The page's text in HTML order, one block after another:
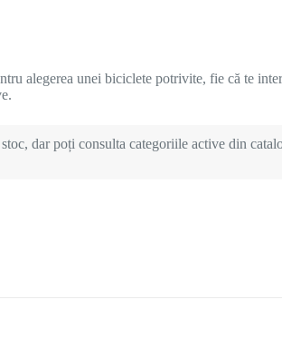
alegerea unei biciclete potrivite, fie că te
dar poți consulta categoriile active din